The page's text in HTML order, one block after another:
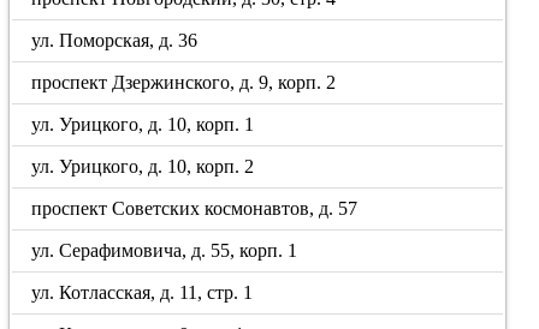
ул. Поморская, д. 36
проспект Дзержинского, д. 9, корп. 2
ул. Урицкого, д. 10, корп. 1
ул. Урицкого, д. 10, корп. 2
проспект Советских космонавтов, д. 57
ул. Серафимовича, д. 55, корп. 1
ул. Котласская, д. 11, стр. 1